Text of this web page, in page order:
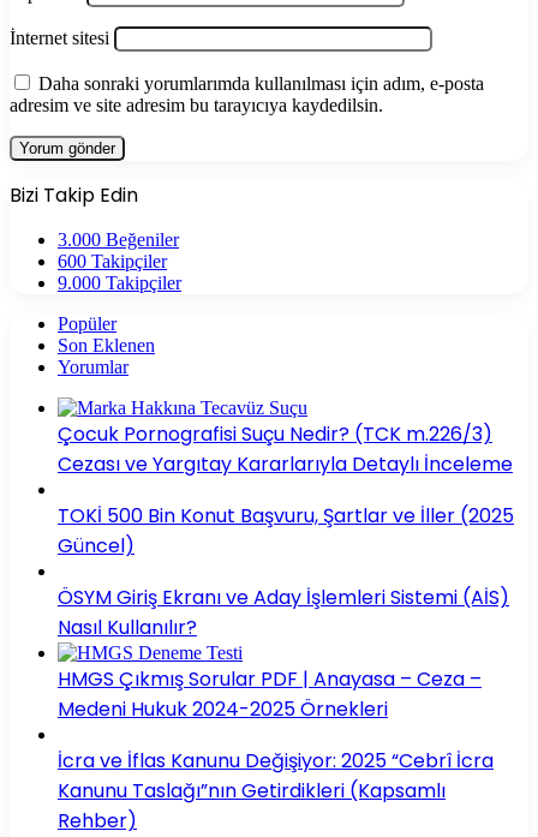
İnternet sitesi
Daha sonraki yorumlarımda kullanılması için adım, e-posta
adresim ve site adresim bu tarayıcıya kaydedilsin.
Bizi Takip Edin
3.000 Beğeniler
600 Takipçiler
9.000 Takipçiler
Popüler
Son Eklenen
Yorumlar
Çocuk Pornografisi Suçu Nedir? (TCK m.226/3)
Cezası ve Yargıtay Kararlarıyla Detaylı İnceleme
TOKİ 500 Bin Konut Başvuru, Şartlar ve İller (2025
Güncel)
ÖSYM Giriş Ekranı ve Aday İşlemleri Sistemi (AİS)
Nasıl Kullanılır?
HMGS Çıkmış Sorular PDF | Anayasa – Ceza –
Medeni Hukuk 2024-2025 Örnekleri
İcra ve İflas Kanunu Değişiyor: 2025 “Cebrî İcra
Kanunu Taslağı”nın Getirdikleri (Kapsamlı
Rehber)